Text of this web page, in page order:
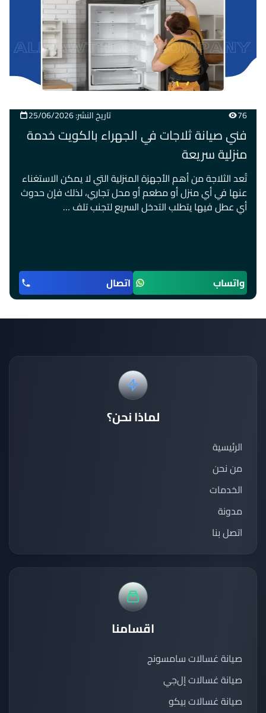
76 تاريخ النشر: 25/06/2026
فني صيانة ثلاجات في الجهراء بالكويت خدمة
منزلية سريعة
تُعد الثلاجة من أهم الأجهزة المنزلية التي لا يمكن الاستغناء
عنها في أي منزل أو مطعم أو محل تجاري، لذلك فإن حدوث
أي عطل فيها يتطلب التدخل السريع لتجنب تلف …
واتساب اتصال
لماذا نحن؟
الرئيسية
من نحن
الخدمات
مدونة
اتصل بنا
اقسامنا
صيانة غسالات سامسونج
صيانة غسالات إل‌جي
صيانة غسالات بيكو